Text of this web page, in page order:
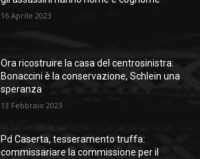
16 Aprile 2023
Ora ricostruire la casa del centrosinistra:
Bonaccini è la conservazione, Schlein una
speranza
13 Febbraio 2023
Pd Caserta, tesseramento truffa:
commissariare la commissione per il